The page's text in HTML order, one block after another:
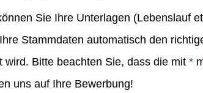
Sie Ihre Unterlagen (Lebenslauf
Stammdaten automatisch den
wird. Bitte beachten Sie, dass die mit *
uns auf Ihre Bewerbung!